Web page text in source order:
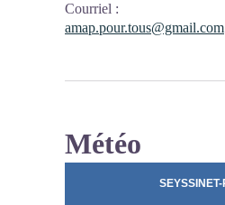
Courriel :
amap.pour.tous@gmail.com
Météo